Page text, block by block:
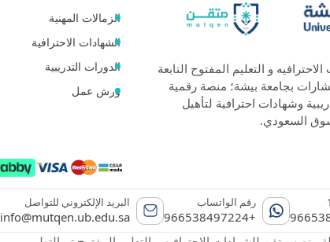
و التعليم المفتوح التابعة
بجامعة بيشة؛ منصة رقمية
وشهادات احترافية لتأهيل
السعودي.
الزمالات المهنية
الشهادات الاحترافية
الدورات التدريبية
ورش عمل
رقم الواتساب
+966538497224
البريد الإلكتروني للتواصل
info@mutqen.ub.edu.sa